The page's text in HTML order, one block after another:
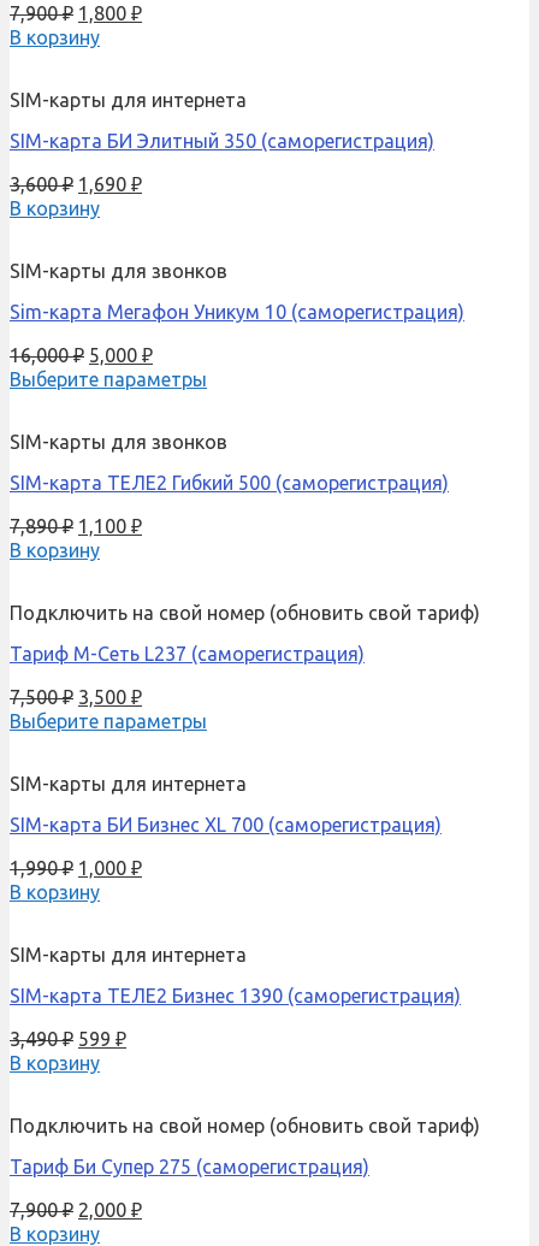
7,900₽ 1,800 ₽
В корзину
SIM-карты для интернета
SIM-карта БИ Элитный 350 (саморегистрация)
3,600₽ 1,690 ₽
В корзину
SIM-карты для звонков
Sim-карта Мегафон Уникум 10 (саморегистрация)
16,000₽ 5,000 ₽
Выберите параметры
SIM-карты для звонков
SIM-карта ТЕЛЕ2 Гибкий 500 (саморегистрация)
7,890₽ 1,100 ₽
В корзину
Подключить на свой номер (обновить свой тариф)
Тариф М-Сеть L237 (саморегистрация)
7,500₽ 3,500 ₽
Выберите параметры
SIM-карты для интернета
SIM-карта БИ Бизнес XL 700 (саморегистрация)
1,990₽ 1,000 ₽
В корзину
SIM-карты для интернета
SIM-карта ТЕЛЕ2 Бизнес 1390 (саморегистрация)
3,490₽ 599 ₽
В корзину
Подключить на свой номер (обновить свой тариф)
Тариф Би Супер 275 (саморегистрация)
7,900₽ 2,000 ₽
В корзину